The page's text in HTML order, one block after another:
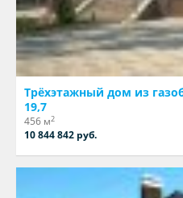
Трёхэтажный дом из
19,7
456 м2
10 844 842 руб.